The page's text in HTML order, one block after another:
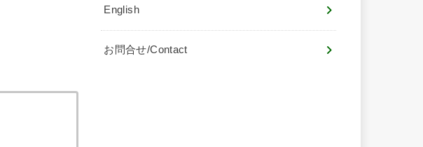
English
お問合せ/Contact